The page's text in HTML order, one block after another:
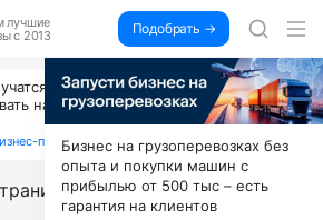
лучшие
с 2013
Подобрать →
пользоваться ИИ, вы можете
на их обучении по 500 тыс. каждый
план ↓
5
Бизнес на грузоперевозках без
опыта и покупки машин с
прибылью от 500 тыс – есть
гарантия на клиентов